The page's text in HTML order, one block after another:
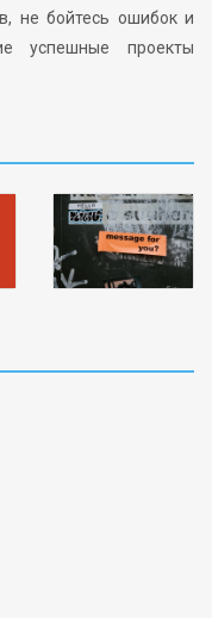
не бойтесь ошибок и
успешные проекты